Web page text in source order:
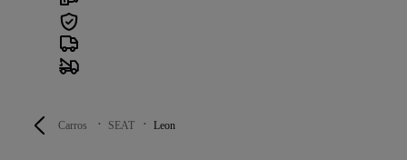
Carros SEAT Leon